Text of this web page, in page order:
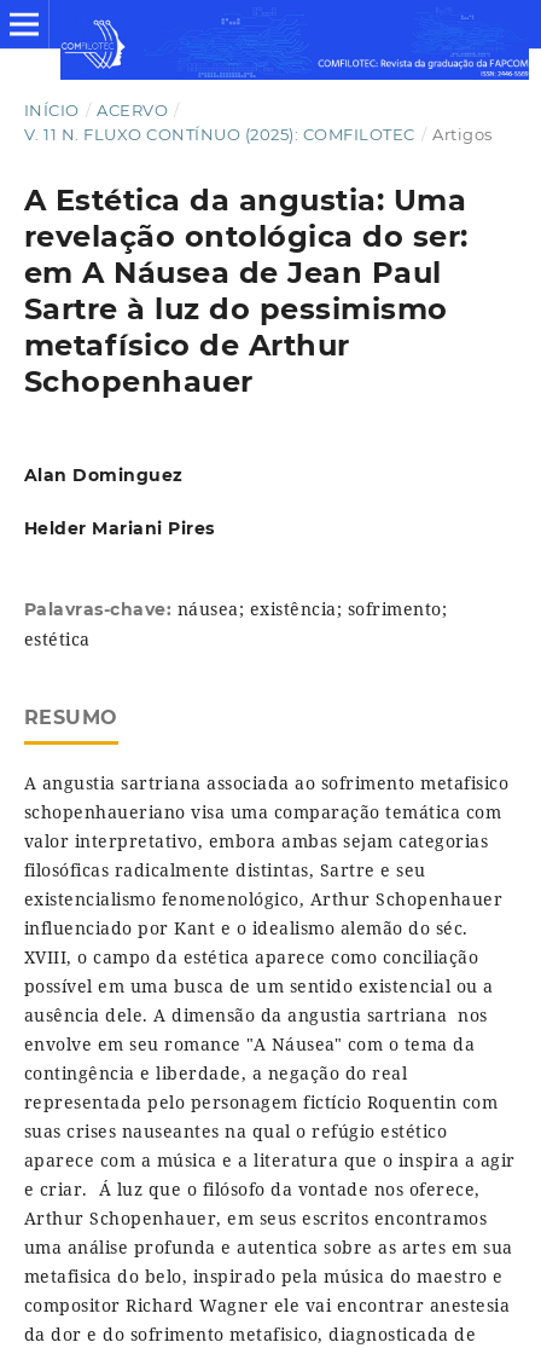
INÍCIO / ACERVO /
V. 11 N. FLUXO CONTÍNUO (2025): COMFILOTEC / Artigos
A Estética da angustia: Uma
revelação ontológica do ser:
em A Náusea de Jean Paul
Sartre à luz do pessimismo
metafísico de Arthur
Schopenhauer
Alan Dominguez
Helder Mariani Pires
Palavras-chave: náusea; existência; sofrimento;
estética
RESUMO
A angustia sartriana associada ao sofrimento metafisico
schopenhaueriano visa uma comparação temática com
valor interpretativo, embora ambas sejam categorias
filosóficas radicalmente distintas, Sartre e seu
existencialismo fenomenológico, Arthur Schopenhauer
influenciado por Kant e o idealismo alemão do séc.
XVIII, o campo da estética aparece como conciliação
possível em uma busca de um sentido existencial ou a
ausência dele. A dimensão da angustia sartriana nos
envolve em seu romance "A Náusea" com o tema da
contingência e liberdade, a negação do real
representada pelo personagem fictício Roquentin com
suas crises nauseantes na qual o refúgio estético
aparece com a música e a literatura que o inspira a agir
e criar. Á luz que o filósofo da vontade nos oferece,
Arthur Schopenhauer, em seus escritos encontramos
uma análise profunda e autentica sobre as artes em sua
metafisica do belo, inspirado pela música do maestro e
compositor Richard Wagner ele vai encontrar anestesia
da dor e do sofrimento metafisico, diagnosticada de